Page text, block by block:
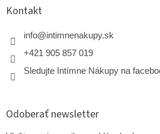
Kontakt
info@intimnenakupy.sk
+421 905 857 019
Sledujte Intímne Nákupy na
Odoberať newsletter